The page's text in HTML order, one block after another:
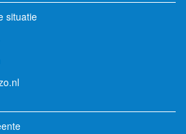
situatie